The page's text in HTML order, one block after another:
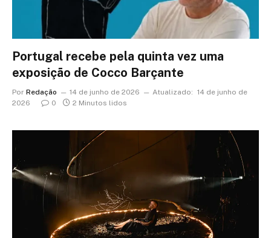
Portugal recebe pela quinta vez uma
exposição de Cocco Barçante
Por Redação 14 de junho de 2026 Atualizado: 14 de junho de
2026
0 2 Minutos lidos